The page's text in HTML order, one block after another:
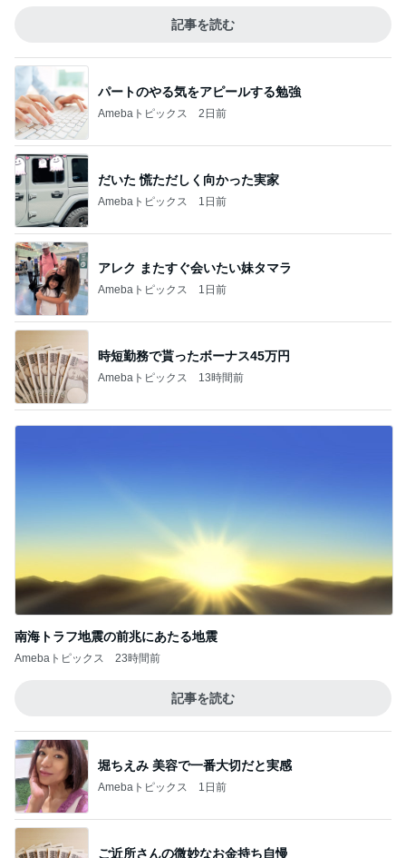
記事を読む
パートのやる気をアピールする勉強
Amebaトピックス 2日前
だいた 慌ただしく向かった実家
Amebaトピックス 1日前
アレク またすぐ会いたい妹タマラ
Amebaトピックス 1日前
時短勤務で貰ったボーナス45万円
Amebaトピックス 13時間前
南海トラフ地震の前兆にあたる地震
Amebaトピックス 23時間前
記事を読む
堀ちえみ 美容で一番大切だと実感
Amebaトピックス 1日前
ご近所さんの微妙なお金持ち自慢